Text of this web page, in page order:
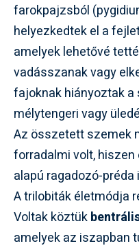
farokpajzsból
helyezkedtek el a
amelyek lehetővé
vadásszanak vagy
fajoknak hiányoztak
mélytengeri vagy
Az összetett szemek
forradalmi volt,
alapú ragadozó-
A trilobiták életmódja
Voltak köztük
amelyek az iszapban